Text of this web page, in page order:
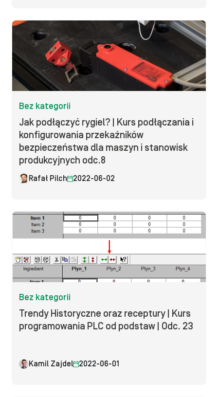
Bez kategorii
Jak podłączyć rygiel? | Kurs podłączania i
konfigurowania przekaźników
bezpieczeństwa dla maszyn i stanowisk
produkcyjnych odc.8
Rafał Pilch 2022-06-02
Bez kategorii
Trendy Historyczne oraz receptury | Kurs
programowania PLC od podstaw | Odc. 23
Kamil Zajdel 2022-06-01